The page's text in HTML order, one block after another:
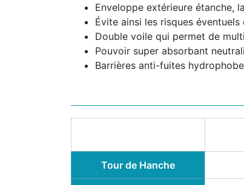
Enveloppe extérieure étanche,
Évite ainsi les risques
Double voile qui permet de
Pouvoir super absorbant
Barrières anti-fuites
Tour de Hanche